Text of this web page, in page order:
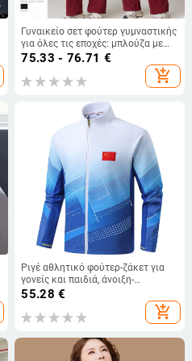
Γυναικείο σετ φούτερ γυμναστικής
για όλες τις εποχές: μπλούζα με
μακριά μανίκια και παντελόνι
υψηλής μέσης με φαρδιές γραμμές,
κατάλληλο για τρέξιμο και
22% ελαστάν. Μονόχρωμο.
75.33 - 76.71 €
add_shopping_cart
Ριγέ αθλητικό φούτερ-ζάκετ για
γονείς και παιδιά, άνοιξη-
φθινόπωρο
55.28 €
add_shopping_cart